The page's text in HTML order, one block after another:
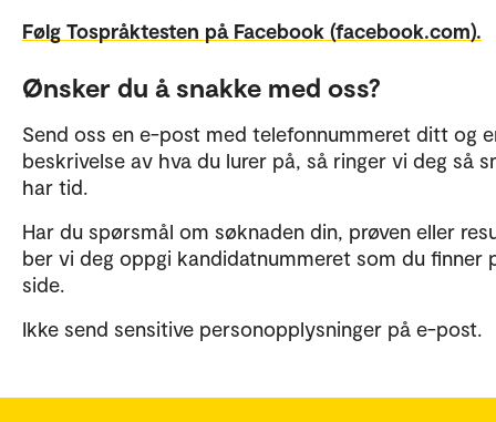
Følg Tospråktesten på Facebook (facebook.com).
Ønsker du å snakke med oss?
Send oss en e-post med telefonnummeret ditt og
beskrivelse av hva du lurer på, så ringer vi deg så
har tid.
Har du spørsmål om søknaden din, prøven eller
ber vi deg oppgi kandidatnummeret som du finner
side.
Ikke send sensitive personopplysninger på e-post.